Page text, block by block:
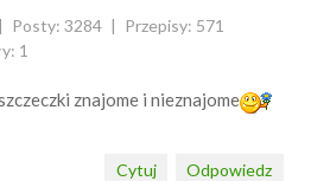
Posty: 3284
Przepisy: 571
1
znajome i nieznajome
Odpowiedz
Cytuj